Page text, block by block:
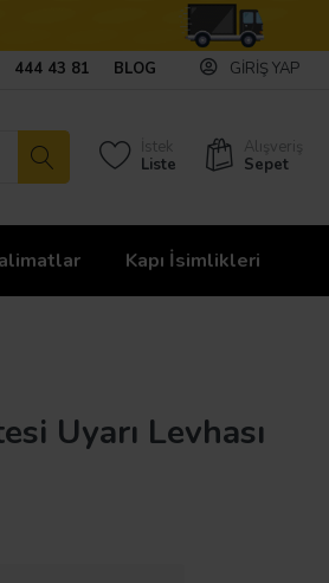
444 43 81 BLOG GIRIŞ YAP
İstek
Liste
Alışveriş
Sepet
Kapı İsimlikleri
Uyarı Levhası